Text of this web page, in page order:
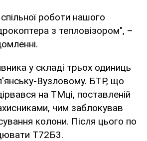
роботи нашого
з тепловізором", –
у складі трьох одиниць
Вузловому. БТР, що
на ТМці, поставленій
чим заблокував
колони. Після цього по
Т72Б3.